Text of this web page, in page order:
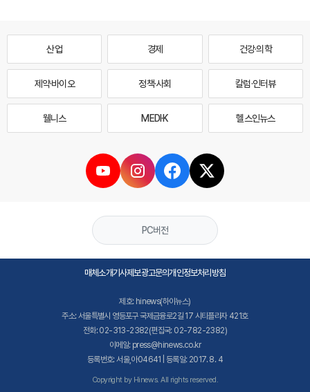
산업 경제 건강·의학
제약·바이오 정책·사회 칼럼·인터뷰
웰니스 MEDI·K 헬스인뉴스
PC버전
매체소개기사제보광고문의개인정보처리방침
제호: hinews(하이뉴스)
주소: 서울특별시 영등포구 국제금융로2길 17 시티플라자 421호
전화: 02-313-2382(편집국: 02-782-2382)
이메일: press@hinews.co.kr
등록번호: 서울,아04641 | 등록일: 2017. 8. 4
Copyright by Hinews. All rights reserved.